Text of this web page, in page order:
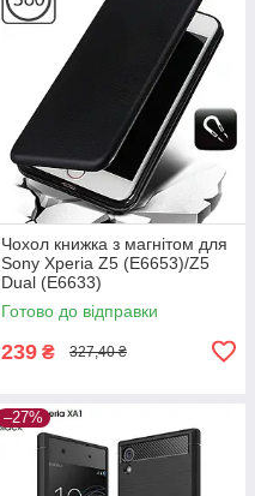
Чохол книжка з магнітом для
Sony Xperia Z5 (E6653)/Z5
Dual (E6633)
Готово до відправки
239 ₴ 327,40 ₴
–27%